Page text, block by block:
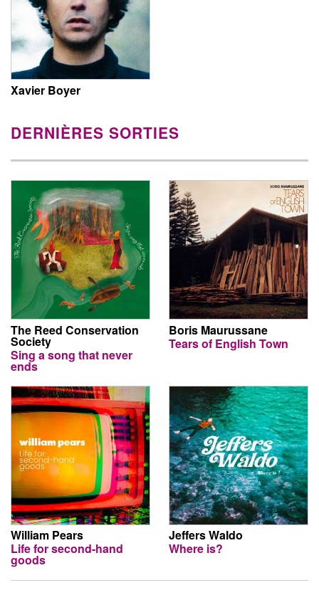
Xavier Boyer
DERNIÈRES SORTIES
The Reed Conservation
Society
Sing a song that never
ends
Boris Maurussane
Tears of English Town
William Pears
Life for second-hand
goods
Jeffers Waldo
Where is?